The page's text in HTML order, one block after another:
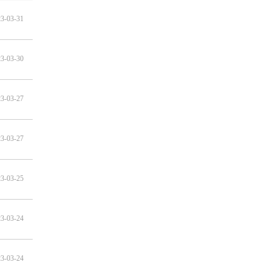
03-31
03-30
03-27
03-27
03-25
03-24
03-24